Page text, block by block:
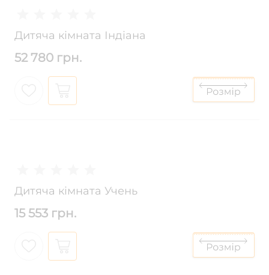
Дитяча кімната Індіана
52 780 грн.
Дитяча кімната Учень
15 553 грн.